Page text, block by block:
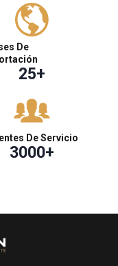
De
25+
De Servicio
3000+